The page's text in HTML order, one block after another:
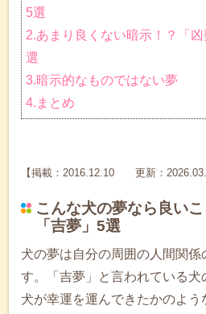
5選
2.あまり良くない暗示！？「
選
3.暗示的なものではない夢
4.まとめ
【掲載：2016.12.10 更新：
こんな犬の夢なら良い
「吉夢」5選
犬の夢は自分の周囲の人間関係
す。「吉夢」と言われている
犬が幸運を運んできたかのよ